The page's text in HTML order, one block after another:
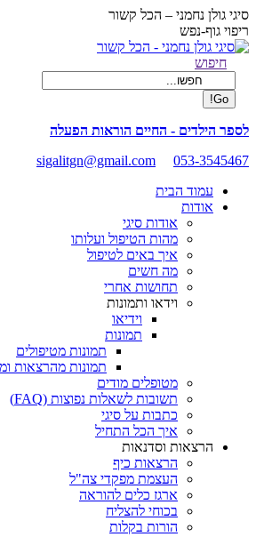
Skip
to
content
סיגי גולן נחמני – הכל קשור
ריפוי גוף-נפש
Facebook
opens
new
window
Search:
חיפוש
לספר הילדים - החיים הוראות הפעלה
sigalitgn@gmail.com
053-3545467
עמוד הבית
אודות
אודות סיגי
מהות הטיפול ועלותו
איך באים לטיפול
מה חשים
תחושות אחרי
וידאו ותמונות
וידיאו
תמונות
תמונות מטיפולים
תמונות מהרצאות
מטופלים מודים
תשובות לשאלות נפוצות (FAQ)
כתבות על סיגי
איך הכל התחיל
הרצאות וסדנאות
הרצאות כיף
העצמת מפקדי צה"ל
ארגז כלים להוראה
בכוחי להצליח
הורות בקלות